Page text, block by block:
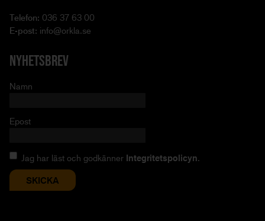
Telefon: 036 37 63 00
E-post: info@orkla.se
NYHETSBREV
Namn
Epost
Jag har läst och godkänner Integritetspolicyn.